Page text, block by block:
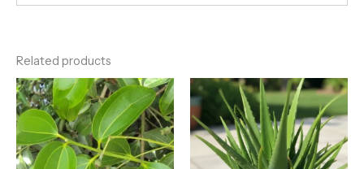
Related products